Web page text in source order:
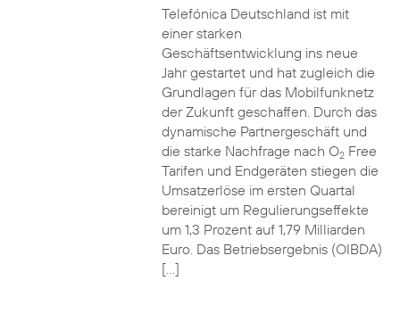
Telefónica Deutschland ist mit
einer starken
Geschäftsentwicklung ins neue
Jahr gestartet und hat zugleich die
Grundlagen für das Mobilfunknetz
der Zukunft geschaffen. Durch das
dynamische Partnergeschäft und
die starke Nachfrage nach O2Free
Tarifen und Endgeräten stiegen die
Umsatzerlöse im ersten Quartal
bereinigt um Regulierungseffekte
um 1,3 Prozent auf 1,79 Milliarden
Euro. Das Betriebsergebnis (OIBDA)
[…]